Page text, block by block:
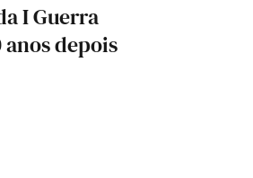
I Guerra
depois